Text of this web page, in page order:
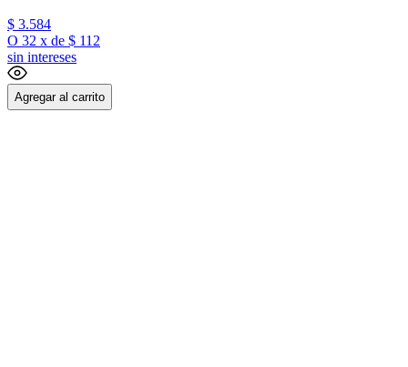
$ 3.584
O 32 x de $ 112
sin intereses
Agregar al carrito